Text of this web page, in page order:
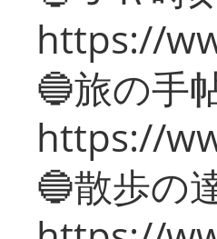
https://
🔵旅の手
https://
🔵散歩の